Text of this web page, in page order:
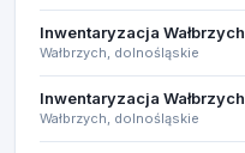
Inwentaryzacja Wałbrzych
Wałbrzych, dolnośląskie
Inwentaryzacja Wałbrzych
Wałbrzych, dolnośląskie